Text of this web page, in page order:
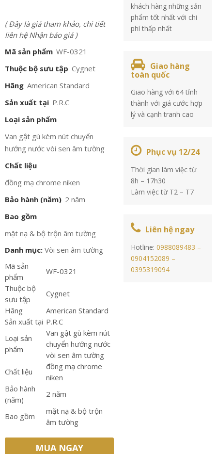
( Đây là giá tham khảo, chi tiết
liên hệ Nhận báo giá )
Mã sản phẩm WF-0321
Thuộc bộ sưu tập Cygnet
Hãng American Standard
Sản xuất tại P.R.C
Loại sản phẩm
Van gật gù kèm nút chuyển
hướng nước vòi sen âm tường
Chất liệu
đồng mạ chrome niken
Bảo hành (năm) 2 năm
Bao gồm
mặt nạ & bộ trộn âm tường
Danh mục: Vòi sen âm tường
Mã sản
phẩm
WF-0321
Thuộc bộ
sưu tập
Cygnet
Hãng
American Standard
Sản xuất tại P.R.C
Loại sản
phẩm
Van gật gù kèm nút
chuyển hướng nước
vòi sen âm tường
Chất liệu
đồng mạ chrome
niken
Bảo hành
(năm)
2 năm
Bao gồm
mặt nạ & bộ trộn
âm tường
MUA NGAY
khách hàng những sản
phẩm tốt nhất với chi
phí thấp nhất
Giao hàng
toàn quốc
Giao hàng với 64 tỉnh
thành với giá cước hợp
lý và cạnh tranh cao
Phục vụ 12/24
Thời gian làm việc từ
8h – 17h30
Làm việc từ T2 – T7
Liên hệ ngay
Hotline:0988089483 –
0904152089 –
0395319094